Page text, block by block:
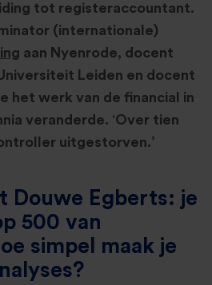
tot registeraccountant.
(internationale)
aan Nyenrode, docent
Leiden en docent
het werk van de financial in
veranderde. ‘Over tien
uitgestorven.’
Douwe Egberts: je
500 van
simpel maak je